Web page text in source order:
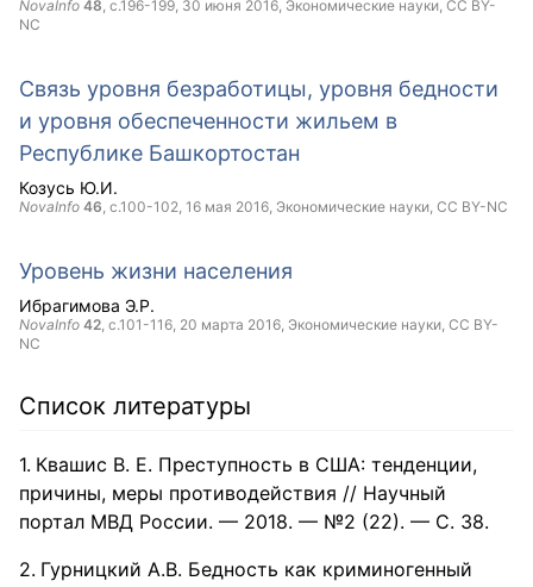
NovaInfo 48, с.196-199, 30 июня 2016, Экономические науки, CC BY-
NC
Связь уровня безработицы, уровня бедности
и уровня обеспеченности жильем в
Республике Башкортостан
Козусь Ю.И.
NovaInfo 46, с.100-102, 16 мая 2016, Экономические науки, CC BY-NC
Уровень жизни населения
Ибрагимова Э.Р.
NovaInfo 42, с.101-116, 20 марта 2016, Экономические науки, CC BY-
NC
Список литературы
Квашис В. Е. Преступность в США: тенденции,
причины, меры противодействия // Научный
портал МВД России. — 2018. — №2 (22). — С. 38.
Гурницкий А.В. Бедность как криминогенный